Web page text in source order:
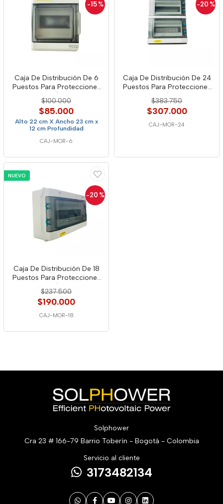
-15 %
Caja De Distribución De 6
Puestos Para Protecciones
$100.000
$85.000
Alto 22 cm X Ancho 23 cm x
12 cm Profundidad
CAJ-MOR-6
-20 %
Caja De Distribución De 24
Puestos Para Protecciones
$383.750
$307.000
CAJ-MOR-24
NUEVO
-20 %
Caja De Distribución De 18
Puestos Para Protecciones
$237.500
$190.000
CAJ-MOR-18
Solphower
Cra 23 # 166-79 Barrio Toberín - Bogotá - Colombia
Servicio al cliente
3173482134